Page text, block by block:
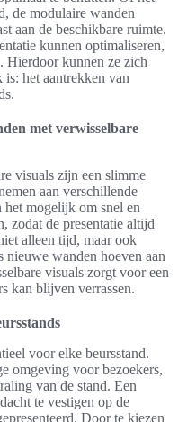
de modulaire wanden
aan de beschikbare ruimte.
kunnen optimaliseren,
Hierdoor kunnen ze zich
het aantrekken van
met verwisselbare
visuals zijn een slimme
aan verschillende
het mogelijk om snel en
zodat de presentatie altijd
alleen tijd, maar ook
nieuwe wanden hoeven aan
visuals zorgt voor een
kan blijven verrassen.
voor elke beursstand.
omgeving voor bezoekers,
van de stand. Een
te vestigen op de
Door te kiezen